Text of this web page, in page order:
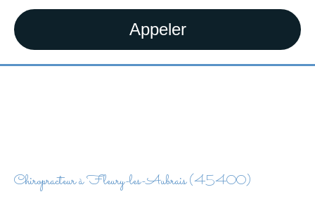
Appeler
Chiropracteur à Fleury-les-Aubrais (45400)